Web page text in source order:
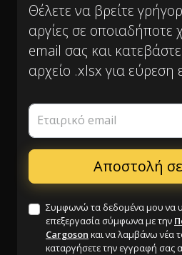
Θέλετε να βρείτε
αργίες σε οποιαδήποτε
email σας και
αρχείο .xlsx για εύρεση
Εταιρικό email
Συμφωνώ τα δεδομένα μου να
επεξεργασία σύμφωνα με την
Cargoson και να λαμβάνω νέα
καταργήσετε την εγγραφή σας